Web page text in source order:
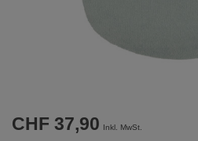
CHF 37,90 Inkl. MwSt.